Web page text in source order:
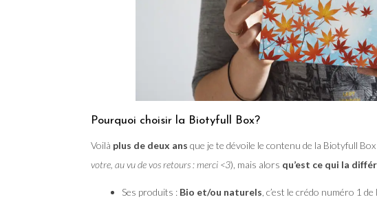
Pourquoi choisir la Biotyfull Box?
Voilà plus de deux ans que je te dévoile le contenu de la Biotyfull
votre, au vu de vos retours : merci <3), mais alors qu’est ce qui la
Ses produits : Bio et/ou naturels , c’est le crédo numéro 1